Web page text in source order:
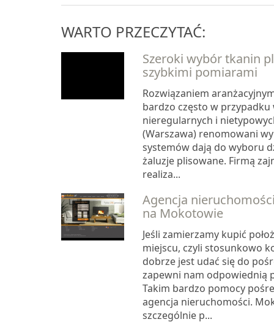
WARTO PRZECZYTAĆ:
Szeroki wybór tkanin
szybkimi pomiarami
Rozwiązaniem
bardzo często w
nieregularnych i
(Warszawa) renomowani
systemów dają do wyboru
żaluzje plisowane. Firmą
realiza...
Agencja
na Mokotowie
Jeśli zamierzamy kupić
miejscu, czyli stosunkowo
dobrze jest udać się do
zapewni nam odpowiednią
Takim bardzo pomocy
agencja nieruchomości.
szczególnie p...